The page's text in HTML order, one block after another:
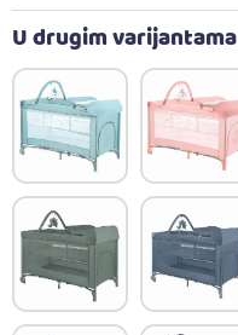
U drugim varijantama